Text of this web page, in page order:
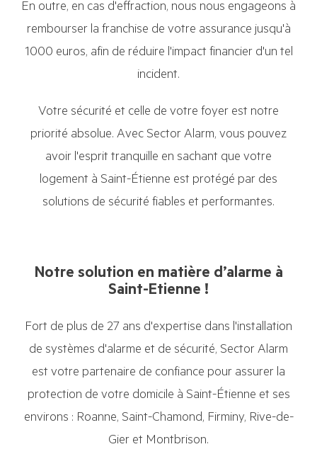
En outre, en cas d'effraction, nous nous engageons à
rembourser la franchise de votre assurance jusqu'à
1000 euros, afin de réduire l'impact financier d'un tel
incident.
Votre sécurité et celle de votre foyer est notre
priorité absolue. Avec Sector Alarm, vous pouvez
avoir l'esprit tranquille en sachant que votre
logement à Saint-Étienne est protégé par des
solutions de sécurité fiables et performantes.
Notre solution en matière d’alarme à
Saint-Etienne !
Fort de plus de 27 ans d'expertise dans l'installation
de systèmes d'alarme et de sécurité, Sector Alarm
est votre partenaire de confiance pour assurer la
protection de votre domicile à Saint-Étienne et ses
environs : Roanne, Saint-Chamond, Firminy, Rive-de-
Gier et Montbrison.